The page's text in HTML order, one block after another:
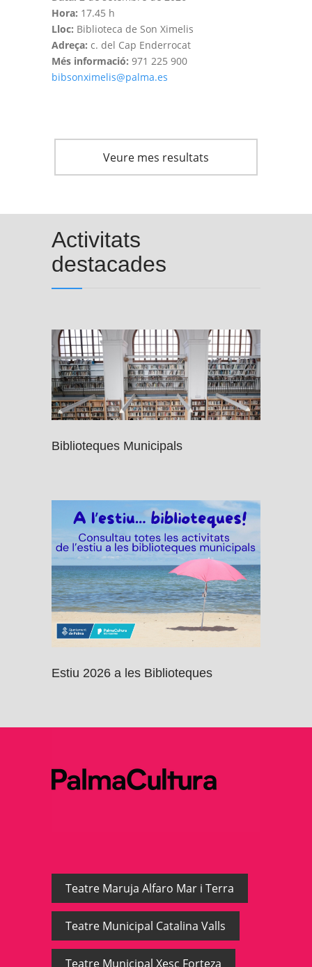
Hora: 17.45 h
Lloc: Biblioteca de Son Ximelis
Adreça: c. del Cap Enderrocat
Més informació: 971 225 900
bibsonximelis@palma.es
Veure mes resultats
Activitats
destacades
Biblioteques Municipals
Estiu 2026 a les Biblioteques
Teatre Maruja Alfaro Mar i Terra
Teatre Municipal Catalina Valls
Teatre Municipal Xesc Forteza